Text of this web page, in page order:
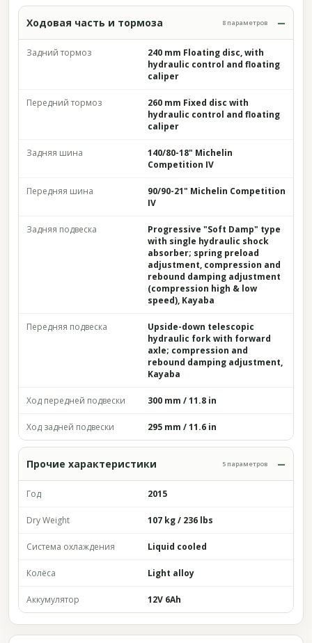
Ходовая часть и тормоза 8 параметров
Задний тормоз
240 mm Floating disc, with
hydraulic control and floating
caliper
Передний тормоз
260 mm Fixed disc with
hydraulic control and floating
caliper
Задняя шина
140/80-18" Michelin
Competition IV
Передняя шина
90/90-21" Michelin Competition
IV
Задняя подвеска
Progressive "Soft Damp" type
with single hydraulic shock
absorber; spring preload
adjustment, compression and
rebound damping adjustment
(compression high & low
speed), Kayaba
Передняя подвеска
Upside-down telescopic
hydraulic fork with forward
axle; compression and
rebound damping adjustment,
Kayaba
Ход передней подвески 300 mm / 11.8 in
Ход задней подвески 295 mm / 11.6 in
Прочие характеристики 5 параметров
Год 2015
Dry Weight 107 kg / 236 lbs
Система охлаждения Liquid cooled
Колёса Light alloy
Аккумулятор 12V 6Ah